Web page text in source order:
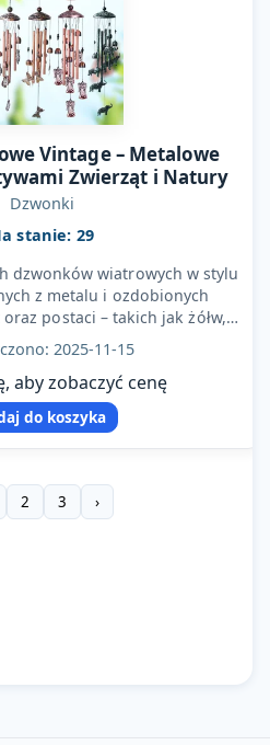
Vintage – Metalowe
Zwierząt i Natury
Dzwonki
stanie: 29
dzwonków wiatrowych w stylu
z metalu i ozdobionych
postaci – takich jak żółw,
sowa, motyl…2025-11-15
aby zobaczyć cenę
do koszyka
2 3 ›